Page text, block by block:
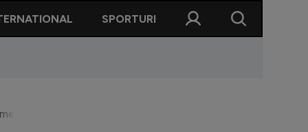
SPORTURI
contra Ungariei